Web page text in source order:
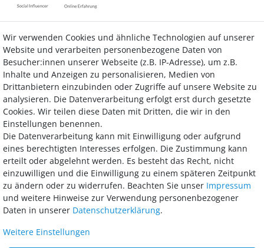
Vertrag widerrufen Kontakt
Bezahlung
Wir bieten Ihnen viele Möglichkeiten einer sicheren und bequemen
Bezahlung.
Wir verwenden Cookies und ähnliche Technologien auf unserer
Website und verarbeiten personenbezogene Daten von
Besucher:innen unserer Webseite (z.B. IP-Adresse), um z.B.
Inhalte und Anzeigen zu personalisieren, Medien von
Drittanbietern einzubinden oder Zugriffe auf unsere Website zu
analysieren. Die Datenverarbeitung erfolgt erst durch gesetzte
Cookies. Wir teilen diese Daten mit Dritten, die wir in den
Einstellungen benennen.
Die Datenverarbeitung kann mit Einwilligung oder aufgrund
eines berechtigten Interesses erfolgen. Die Zustimmung kann
erteilt oder abgelehnt werden. Es besteht das Recht, nicht
einzuwilligen und die Einwilligung zu einem späteren Zeitpunkt
zu ändern oder zu widerrufen. Beachten Sie unser Impressum
und weitere Hinweise zur Verwendung personenbezogener
Daten in unserer Daten­schutz­erklärung.
Weitere Einstellungen